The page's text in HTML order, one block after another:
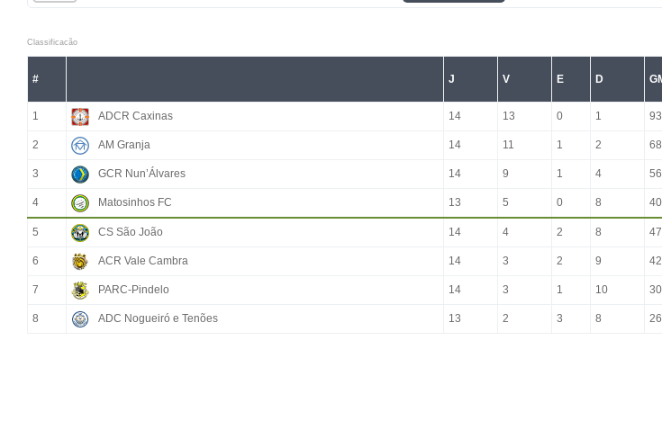
Classificacão
# J V E D
1 ADCR Caxinas 14 13 0 1 93
2 AM Granja 14 11 1 2 68
3 GCR Nun’Álvares 14 9 1 4 56
4 Matosinhos FC 13 5 0 8 40
5 CS São João 14 4 2 8 47
6 ACR Vale Cambra 14 3 2 9 42
7 PARC-Pindelo 14 3 1 10 30
8 ADC Nogueiró e Tenões 13 2 3 8 26